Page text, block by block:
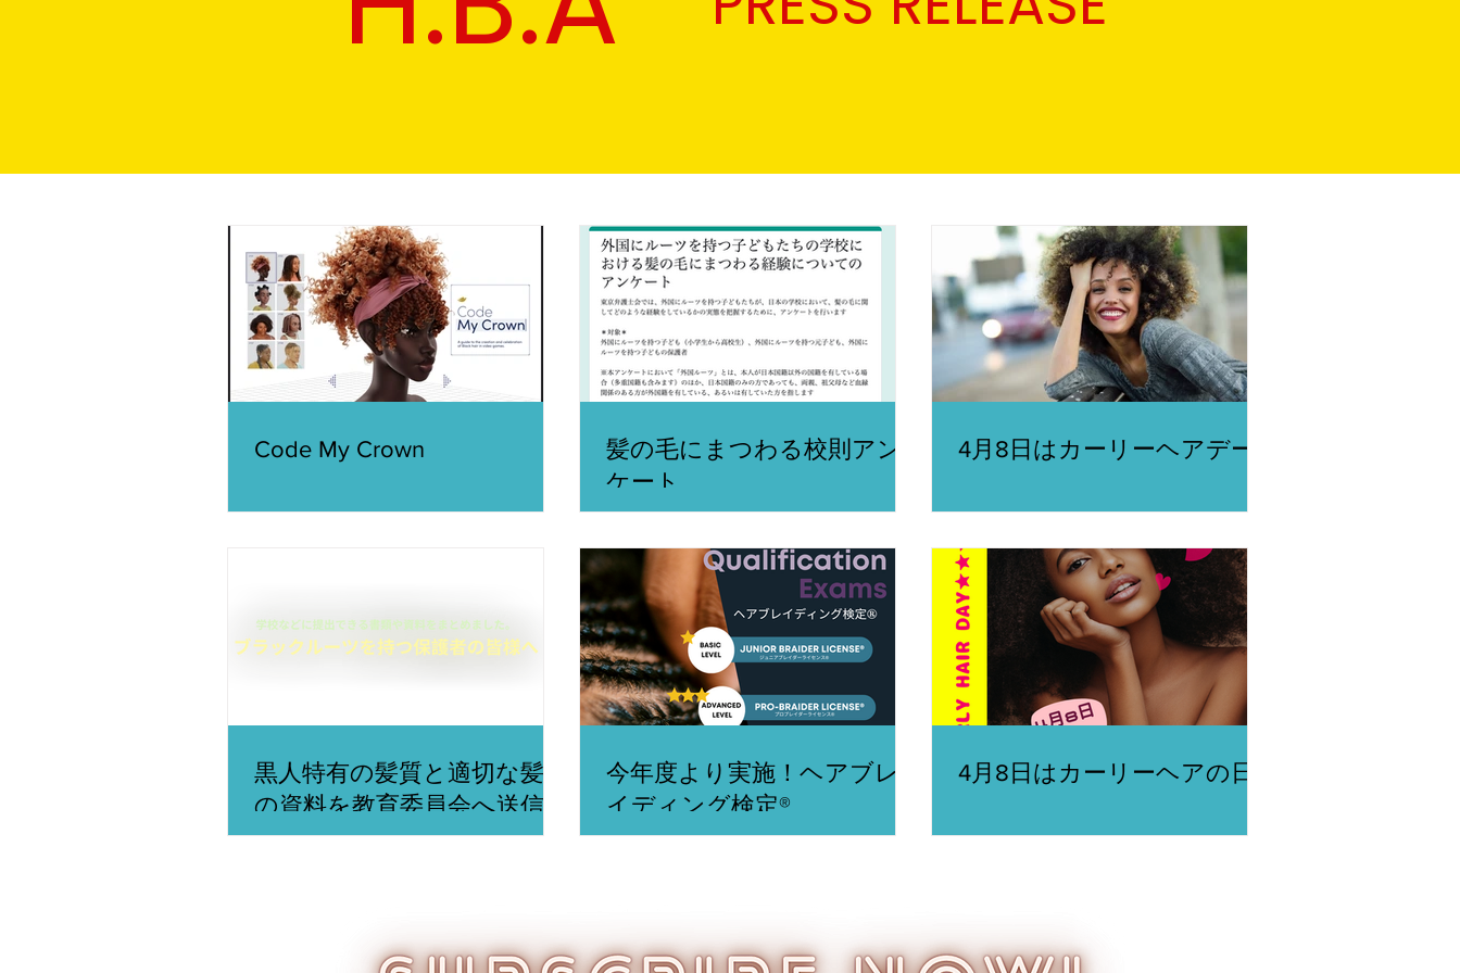
Code My Crown
髪の毛にまつわる校則アン
ケート
4月8日はカーリーヘアデー
黒人特有の髪質と適切な髪型
の資料を教育委員会へ送信し
ました！
今年度より実施！ヘアブレ
イディング検定®
4月8日はカーリーヘアの日★